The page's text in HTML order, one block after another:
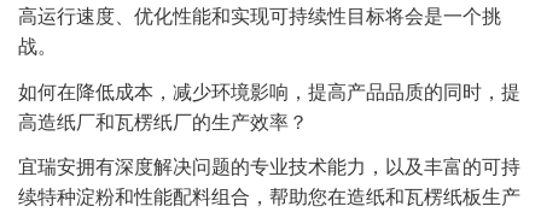
高运行速度、优化性能和实现可持续性目标将会是一个挑
战。
如何在降低成本，减少环境影响，提高产品品质的同时，提
高造纸厂和瓦楞纸厂的生产效率？
宜瑞安拥有深度解决问题的专业技术能力，以及丰富的可持
续特种淀粉和性能配料组合，帮助您在造纸和瓦楞纸板生产